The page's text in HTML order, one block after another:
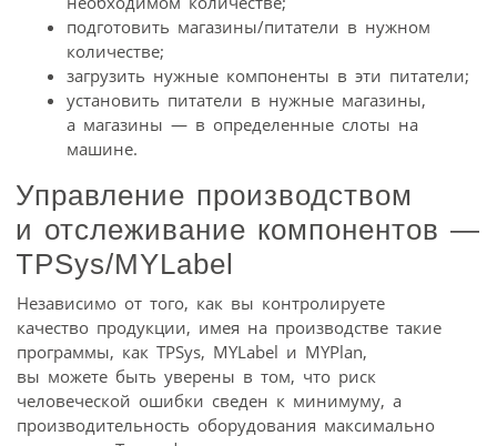
подготовить магазины/питатели в нужном
количестве;
загрузить нужные компоненты в эти питатели;
установить питатели в нужные магазины,
а магазины — в определенные слоты на
машине.
Управление производством
и отслеживание компонентов —
TPSys/MYLabel
Независимо от того, как вы контролируете
качество продукции, имея на производстве такие
программы, как TPSys, MYLabel и MYPlan,
вы можете быть уверены в том, что риск
человеческой ошибки сведен к минимуму, а
производительность оборудования максимально